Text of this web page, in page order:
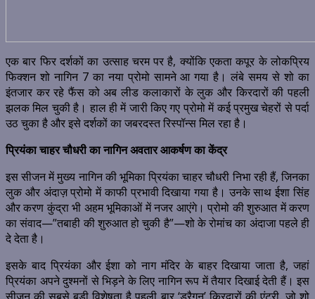
एक बार फिर दर्शकों का उत्साह चरम पर है, क्योंकि एकता कपूर के लोकप्रिय
फिक्शन शो नागिन 7 का नया प्रोमो सामने आ गया है। लंबे समय से शो का
इंतजार कर रहे फैंस को अब लीड कलाकारों के लुक और किरदारों की पहली
झलक मिल चुकी है। हाल ही में जारी किए गए प्रोमो में कई प्रमुख चेहरों से पर्दा
उठ चुका है और इसे दर्शकों का जबरदस्त रिस्पॉन्स मिल रहा है।
प्रियंका चाहर चौधरी का नागिन अवतार आकर्षण का केंद्र
इस सीजन में मुख्य नागिन की भूमिका प्रियंका चाहर चौधरी निभा रही हैं, जिनका
लुक और अंदाज़ प्रोमो में काफी प्रभावी दिखाया गया है। उनके साथ ईशा सिंह
और करण कुंद्रा भी अहम भूमिकाओं में नजर आएंगे। प्रोमो की शुरुआत में करण
का संवाद—”तबाही की शुरुआत हो चुकी है”—शो के रोमांच का अंदाजा पहले ही
दे देता है।
इसके बाद प्रियंका और ईशा को नाग मंदिर के बाहर दिखाया जाता है, जहां
प्रियंका अपने दुश्मनों से भिड़ने के लिए नागिन रूप में तैयार दिखाई देती हैं। इस